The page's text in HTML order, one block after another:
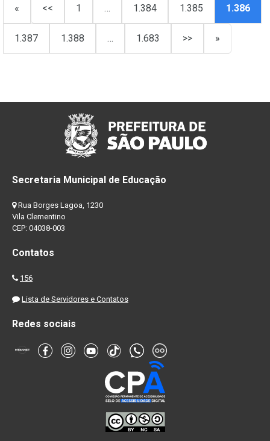
« << 1 … 1.384 1.385 1.386
1.387 1.388 … 1.683 >> »
Secretaria Municipal de Educação
Rua Borges Lagoa, 1230
Vila Clementino
CEP: 04038-003
Contatos
156
Lista de Servidores e Contatos
Redes sociais